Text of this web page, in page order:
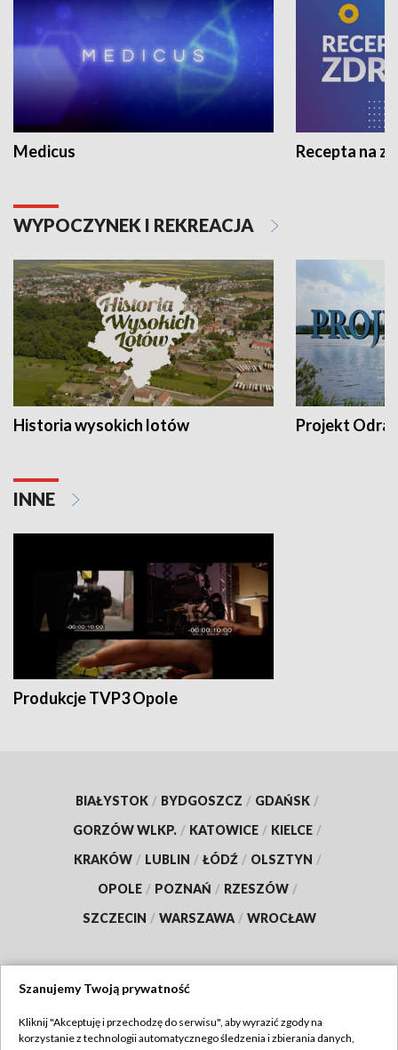
Medicus Recepta na
WYPOCZYNEK I REKREACJA
Historia wysokich lotów Projekt Odra
INNE
Produkcje TVP3 Opole
BIAŁYSTOK / BYDGOSZCZ / GDAŃSK /
GORZÓW WLKP. / KATOWICE / KIELCE /
KRAKÓW / LUBLIN / ŁÓDŹ / OLSZTYN /
OPOLE / POZNAŃ / RZESZÓW /
SZCZECIN / WARSZAWA / WROCŁAW
TVP
Szanujemy Twoją prywatność
Kliknij "Akceptuję i przechodzę do serwisu", aby wyrazić zgody na
korzystanie z technologii automatycznego śledzenia i zbierania danych,